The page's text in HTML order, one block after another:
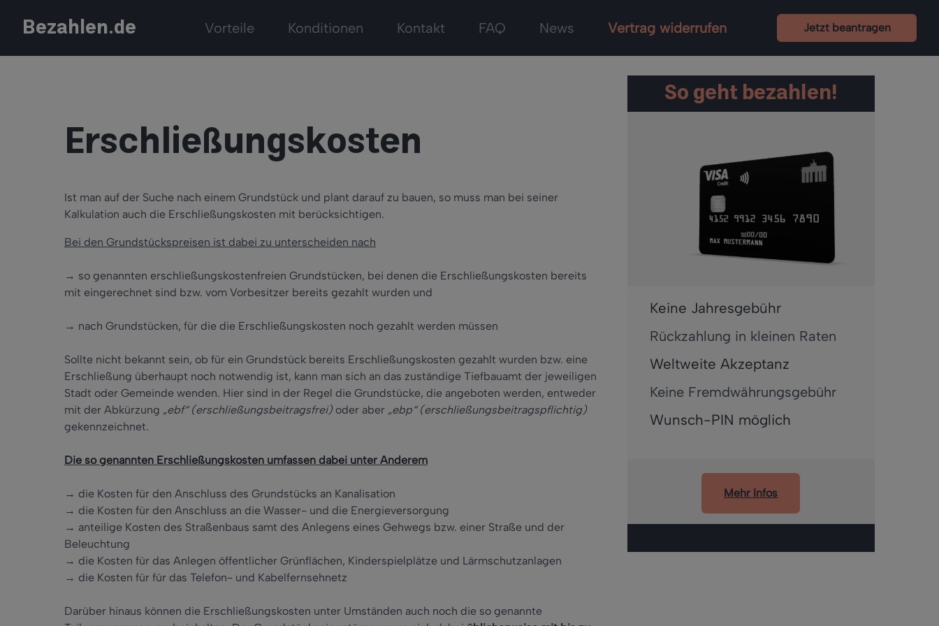
Bezahlen.de Vorteile Konditionen Kontakt FAQ News Vertrag widerrufen Jetzt beantragen
Erschließungskosten
Ist man auf der Suche nach einem Grundstück und plant darauf zu bauen, so muss man bei seiner
Kalkulation auch die Erschließungskosten mit berücksichtigen.
Bei den Grundstückspreisen ist dabei zu unterscheiden nach
→ so genannten erschließungskostenfreien Grundstücken, bei denen die Erschließungskosten bereits
mit eingerechnet sind bzw. vom Vorbesitzer bereits gezahlt wurden und
→ nach Grundstücken, für die die Erschließungskosten noch gezahlt werden müssen
Sollte nicht bekannt sein, ob für ein Grundstück bereits Erschließungskosten gezahlt wurden bzw. eine
Erschließung überhaupt noch notwendig ist, kann man sich an das zuständige Tiefbauamt der jeweiligen
Stadt oder Gemeinde wenden. Hier sind in der Regel die Grundstücke, die angeboten werden, entweder
mit der Abkürzung „ebf“ (erschließungsbeitragsfrei) oder aber „ebp“ (erschließungsbeitragspflichtig)
gekennzeichnet.
Die so genannten Erschließungskosten umfassen dabei unter Anderem
→ die Kosten für den Anschluss des Grundstücks an Kanalisation
→ die Kosten für den Anschluss an die Wasser- und die Energieversorgung
→ anteilige Kosten des Straßenbaus samt des Anlegens eines Gehwegs bzw. einer Straße und der
Beleuchtung
→ die Kosten für das Anlegen öffentlicher Grünflächen, Kinderspielplätze und Lärmschutzanlagen
→ die Kosten für für das Telefon- und Kabelfernsehnetz
Darüber hinaus können die Erschließungskosten unter Umständen auch noch die so genannte
So geht bezahlen!
Keine Jahresgebühr
Rückzahlung in kleinen Raten
Weltweite Akzeptanz
Keine Fremdwährungsgebühr
Wunsch-PIN möglich
Mehr Infos